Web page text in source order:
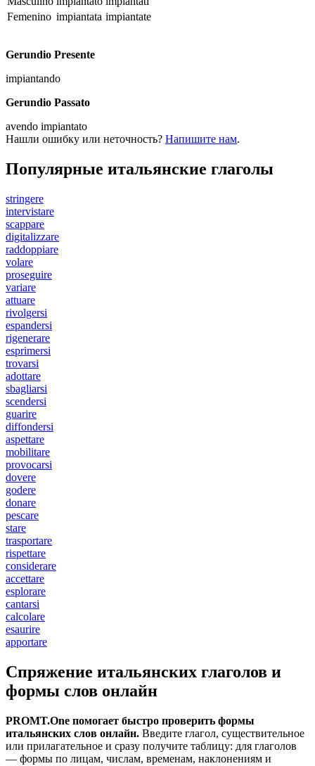
Femenino impiantata impiantate
Gerundio Presente
impiantando
Gerundio Passato
avendo impiantato
Нашли ошибку или неточность? Напишите нам.
Популярные итальянские глаголы
stringere
intervistare
scappare
digitalizzare
raddoppiare
volare
proseguire
variare
attuare
rivolgersi
espandersi
rigenerare
esprimersi
trovarsi
adottare
sbagliarsi
scendersi
guarire
diffondersi
aspettare
mobilitare
provocarsi
dovere
godere
donare
pescare
stare
trasportare
rispettare
considerare
accettare
esplorare
cantarsi
calcolare
esaurire
apportare
Спряжение итальянских глаголов и
формы слов онлайн
PROMT.One помогает быстро проверить формы
итальянских слов онлайн. Введите глагол, существительное
или прилагательное и сразу получите таблицу: для глаголов
— формы по лицам, числам, временам, наклонениям и